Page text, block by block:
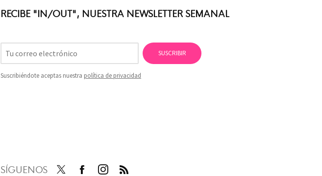
RECIBE "IN/OUT", NUESTRA NEWSLETTER SEMANAL
SUSCRIBIR
Suscribiéndote aceptas nuestra política de privacidad
SÍGUENOS